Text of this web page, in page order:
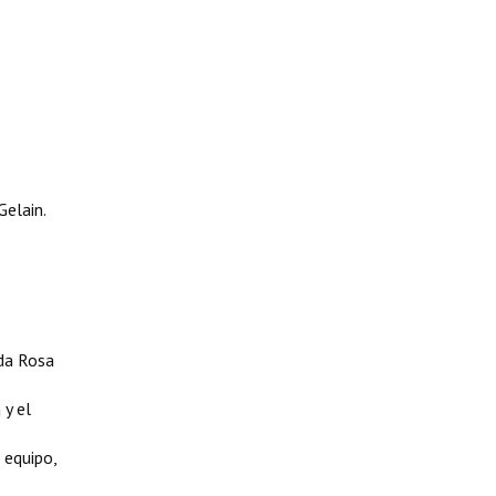
Rosa
y el